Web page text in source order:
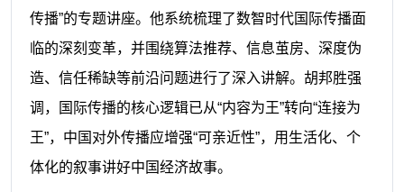
传播”的专题讲座。他系统梳理了数智时代国际传播面
临的深刻变革，并围绕算法推荐、信息茧房、深度伪
造、信任稀缺等前沿问题进行了深入讲解。胡邦胜强
调，国际传播的核心逻辑已从“内容为王”转向“连接为
王”，中国对外传播应增强“可亲近性”，用生活化、个
体化的叙事讲好中国经济故事。